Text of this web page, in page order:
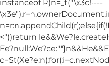
instanceof R)n=_t("\x3c!----
<"))return